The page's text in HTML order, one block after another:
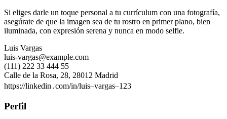
Si eliges darle un toque personal a tu currículum con una fotografía,
asegúrate de que la imagen sea de tu rostro en primer plano, bien
iluminada, con expresión serena y nunca en modo selfie.
Luis Vargas
luis-vargas@example.com
(111) 222 33 444 55
Calle de la Rosa, 28, 28012 Madrid
https://linkedin․com/in/luis–vargas–123
Perfil